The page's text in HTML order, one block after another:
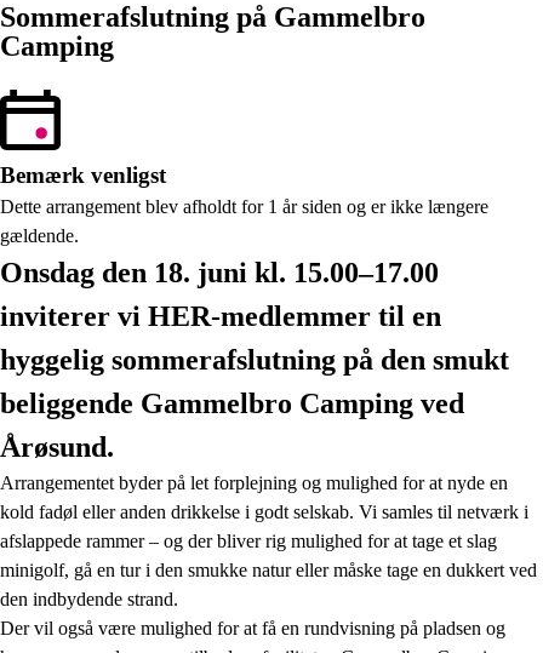
Sommerafslutning på Gammelbro
Camping
Bemærk venligst
Dette arrangement blev afholdt for 1 år siden og er ikke længere
gældende.
Onsdag den 18. juni kl. 15.00–17.00
inviterer vi HER-medlemmer til en
hyggelig sommerafslutning på den smukt
beliggende Gammelbro Camping ved
Årøsund.
Arrangementet byder på let forplejning og mulighed for at nyde en
kold fadøl eller anden drikkelse i godt selskab. Vi samles til netværk i
afslappede rammer – og der bliver rig mulighed for at tage et slag
minigolf, gå en tur i den smukke natur eller måske tage en dukkert ved
den indbydende strand.
Der vil også være mulighed for at få en rundvisning på pladsen og